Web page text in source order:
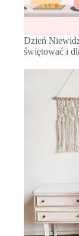
Dzień
świętować i